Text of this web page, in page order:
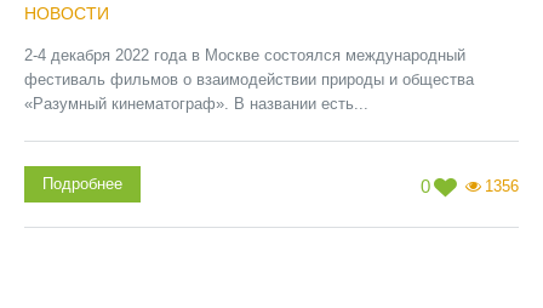
НОВОСТИ
2-4 декабря 2022 года в Москве состоялся международный
фестиваль фильмов о взаимодействии природы и общества
«Разумный кинематограф». В названии есть...
0 1356
Подробнее